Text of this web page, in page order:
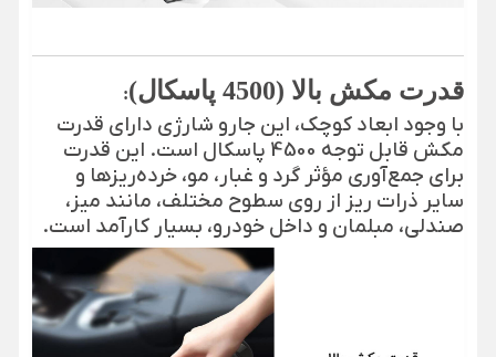
قدرت مکش بالا (4500 پاسکال) :
با وجود ابعاد کوچک، این جارو شارژی دارای قدرت
مکش قابل توجه 4500 پاسکال است. این قدرت
برای جمع‌آوری مؤثر گرد و غبار، مو، خرده‌ریزها و
سایر ذرات ریز از روی سطوح مختلف، مانند میز،
صندلی، مبلمان و داخل خودرو، بسیار کارآمد است.